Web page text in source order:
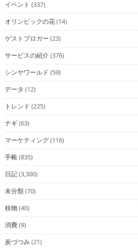
イベント (337)
オリンピックの花(14)
ゲストブロガー (23)
サービスの紹介(376)
シンヤワールド (59)
データ (12)
トレンド (225)
ナギ(63)
マーケティング(116)
手帳(835)
日記(3,300)
未分類(70)
枝物 (40)
消費(9)
炭づつみ(21)